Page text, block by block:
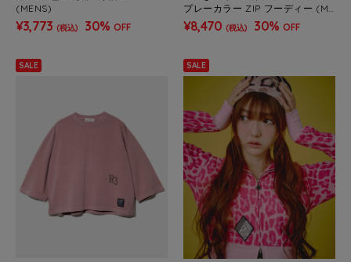
(MENS)
¥3,773 (税込) 30% OFF
プレーカラー ZIP フーディー (ME
NS)
¥8,470 (税込) 30% OFF
SALE SALE